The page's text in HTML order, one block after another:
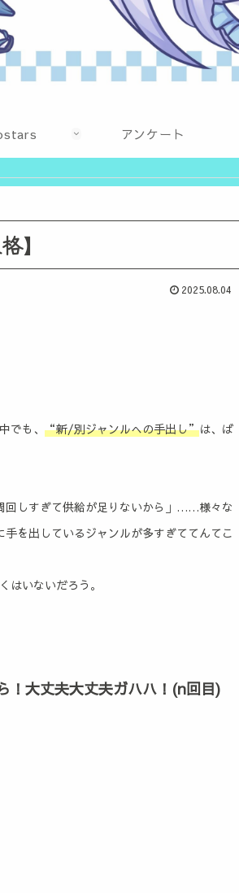
アンケート
】
2025.08.04
も、 “新/別ジャンルへの手出し”は、ば
回しすぎて供給が足りないから」……様々な
を出しているジャンルが多すぎててんてこ
はいないだろう。
！大丈夫大丈夫ガハハ！(n回目)